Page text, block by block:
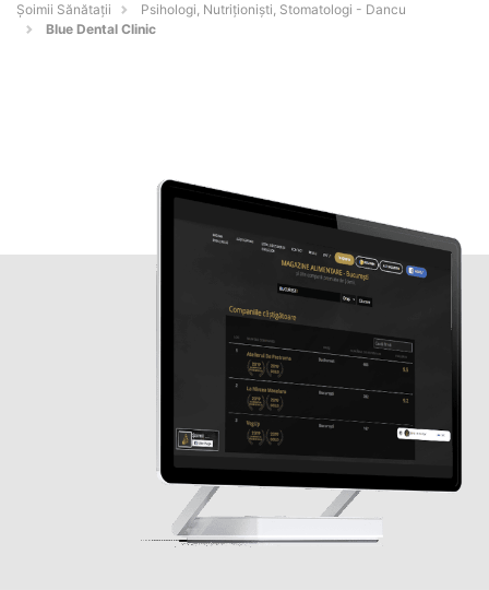
Şoimii Sănătații
Psihologi, Nutriționiști, Stomatologi - Dancu
Blue Dental Clinic